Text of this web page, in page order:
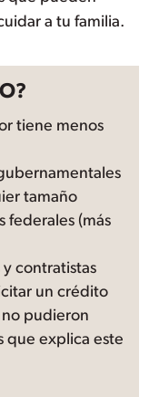
a tu familia.
tiene menos
tamaño
federales (más
contratistas
un crédito
pudieron
que explica este